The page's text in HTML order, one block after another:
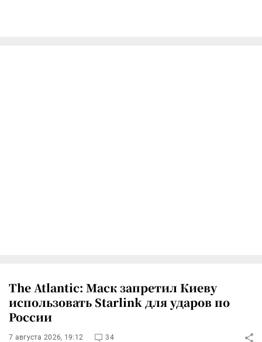
The Atlantic: Маск запретил Киеву
использовать Starlink для ударов по
России
7 августа 2026, 19:12 34